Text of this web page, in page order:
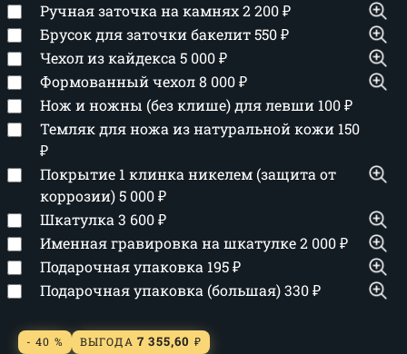
Ручная заточка на камнях2 200₽
Брусок для заточки бакелит550₽
Чехол из кайдекса 5 000₽
Формованный чехол8 000₽
Нож и ножны (без клише) для левши 100₽
Темляк для ножа из натуральной кожи 150
₽
Покрытие 1 клинка никелем (защита от
коррозии)5 000₽
Шкатулка 3 600₽
Именная гравировка на шкатулке2 000₽
Подарочная упаковка 195₽
Подарочная упаковка (большая)330₽
- 40 % ВЫГОДА 7 355,60 ₽